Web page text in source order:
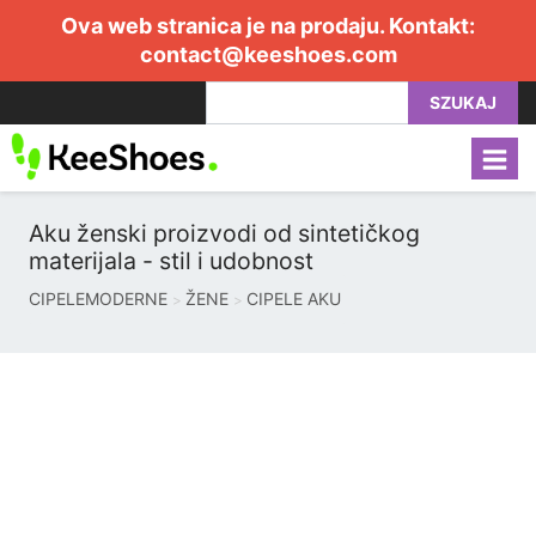
Ova web stranica je na prodaju. Kontakt:
contact@keeshoes.com
SZUKAJ
Aku ženski proizvodi od sintetičkog
materijala - stil i udobnost
CIPELEMODERNE ŽENE CIPELE AKU